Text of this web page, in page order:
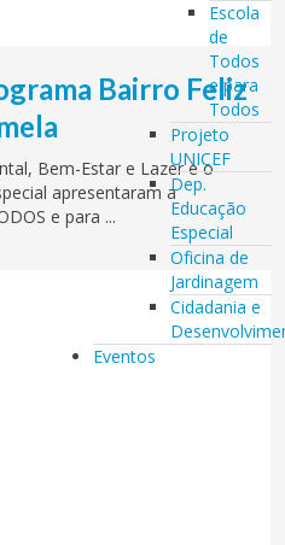
Escola
de
Todos
e para
Todos
Projeto
UNICEF
Dep.
Educação
Especial
Oficina de
Jardinagem
Cidadania e
Eventos
Bairro Feliz
Bem-Estar e Lazer e o
apresentaram a
e para ...